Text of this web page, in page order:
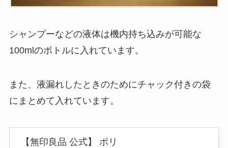
シャンプーなどの液体は機内持ち込みが可能な
100mlのボトルに入れています。
また、液漏れしたときのためにチャック付きの袋
にまとめて入れています。
【無印良品 公式】 ポリ